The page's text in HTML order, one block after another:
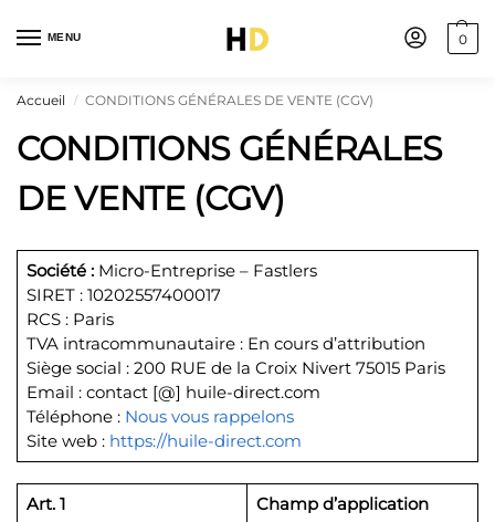
MENU 0
Accueil / CONDITIONS GÉNÉRALES DE VENTE (CGV)
CONDITIONS GÉNÉRALES
DE VENTE (CGV)
Société : Micro-Entreprise – Fastlers
SIRET : 10202557400017
RCS : Paris
TVA intracommunautaire : En cours d’attribution
Siège social : 200 RUE de la Croix Nivert 75015 Paris
Email : contact [@] huile-direct.com
Téléphone : Nous vous rappelons
Site web : https://huile-direct.com
Art. 1 Champ d’application